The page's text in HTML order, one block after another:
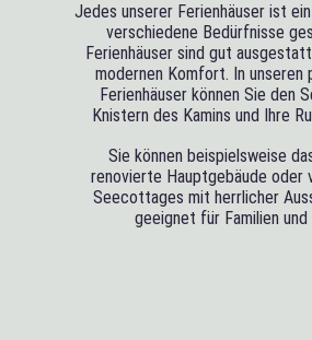
Jedes unserer Ferienhäuser ist
verschiedene Bedürfnisse
Ferienhäuser sind gut
modernen Komfort. In unseren
Ferienhäuser können Sie den
Knistern des Kamins und Ihre
Sie können beispielsweise
renovierte Hauptgebäude oder
Seecottages mit herrlicher
geeignet für Familien und